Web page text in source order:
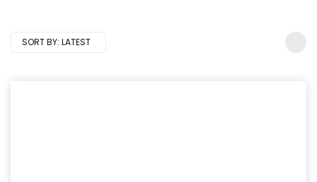
SORT BY: LATEST